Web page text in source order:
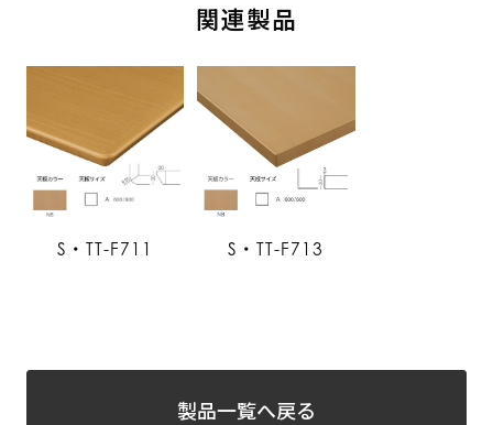
関連製品
S・TT-F711 S・TT-F713
製品一覧へ戻る